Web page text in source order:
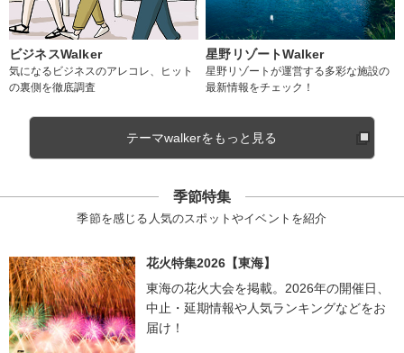
ビジネスWalker
気になるビジネスのアレコレ、ヒット
の裏側を徹底調査
星野リゾートWalker
星野リゾートが運営する多彩な施設の
最新情報をチェック！
テーマwalkerをもっと見る
季節特集
季節を感じる人気のスポットやイベントを紹介
花火特集2026【東海】
東海の花火大会を掲載。2026年の開催日、
中止・延期情報や人気ランキングなどをお
届け！